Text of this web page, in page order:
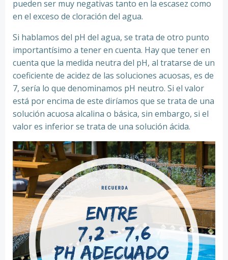
pueden ser muy negativas tanto en la escasez como
en el exceso de cloración del agua.
Si hablamos del pH del agua, se trata de otro punto
importantísimo a tener en cuenta. Hay que tener en
cuenta que la medida neutra del pH, al tratarse de un
coeficiente de acidez de las soluciones acuosas, es de
7, sería lo que denominamos pH neutro. Si el valor
está por encima de este diríamos que se trata de una
solución acuosa alcalina o básica, sin embargo, si el
valor es inferior se trata de una solución ácida.